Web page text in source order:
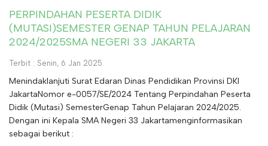
PERPINDAHAN PESERTA DIDIK
(MUTASI)SEMESTER GENAP TAHUN PELAJARAN
2024/2025SMA NEGERI 33 JAKARTA
Terbit : Senin, 6 Jan 2025
Menindaklanjuti Surat Edaran Dinas Pendidikan Provinsi DKI
JakartaNomor e-0057/SE/2024 Tentang Perpindahan Peserta
Didik (Mutasi) SemesterGenap Tahun Pelajaran 2024/2025.
Dengan ini Kepala SMA Negeri 33 Jakartamenginformasikan
sebagai berikut :